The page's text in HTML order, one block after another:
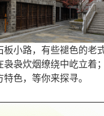
板小路，有些褪色的老
袅袅炊烟缭绕中屹立着
色，等你来探寻。